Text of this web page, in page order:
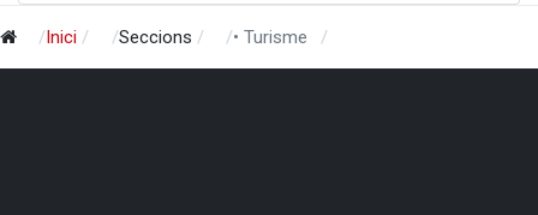
Inici Seccions • Turisme